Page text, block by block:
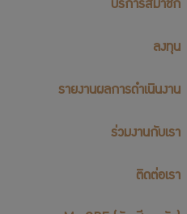
บริการสมาชิก
ลงทุน
รายงานผลการดำเนินงาน
ร่วมงานกับเรา
ติดต่อเรา